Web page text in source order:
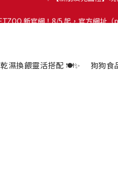
✨【新朋友見面禮】
乾濕換餵靈活搭配 🍽️✨ 狗狗食